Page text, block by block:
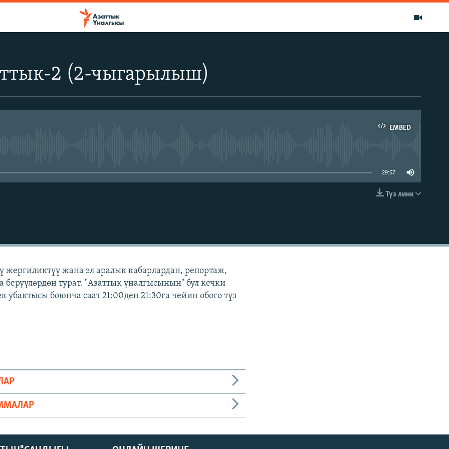
2 (2-чыгарылыш)
EMBED
EMBED
29:57
Түз линк
жергиликтүү жана эл аралык кабарлардан, репортаж,
турат. "Азаттык үналгысынын" бул кечки
убактысы боюнча саат 21:00ден 21:30га чейин обого түз